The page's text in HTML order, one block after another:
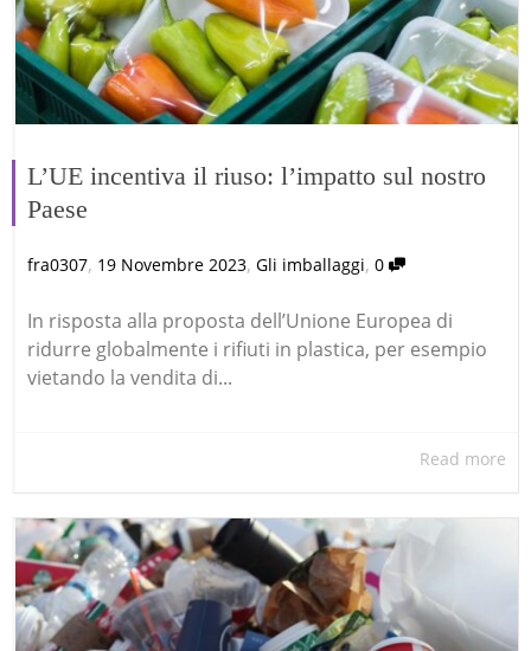
L’UE incentiva il riuso: l’impatto sul nostro
Paese
fra0307, 19 Novembre 2023, Gli imballaggi, 0
In risposta alla proposta dell’Unione Europea di
ridurre globalmente i rifiuti in plastica, per esempio
vietando la vendita di...
Read more